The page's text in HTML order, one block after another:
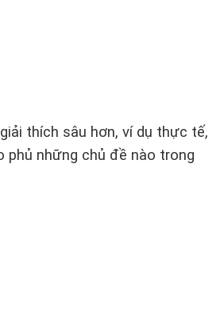
thích sâu hơn, ví dụ thực tế,
phủ những chủ đề nào trong